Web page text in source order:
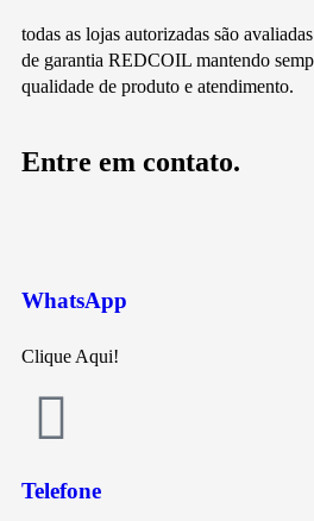
todas as lojas autorizadas são
de garantia REDCOIL mantendo
qualidade de produto e atendimento.
Entre em contato.
WhatsApp
Clique Aqui!
Telefone